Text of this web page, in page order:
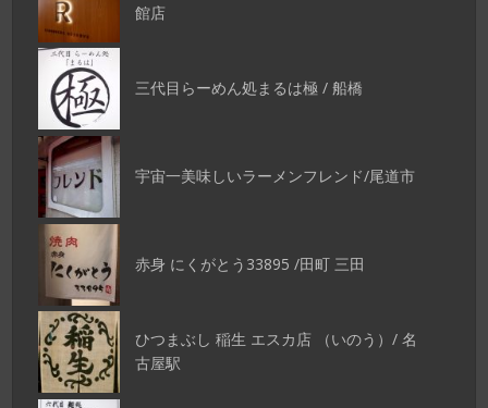
館店
三代目らーめん処まるは極 / 船橋
宇宙一美味しいラーメンフレンド/尾道市
赤身 にくがとう33895 /田町 三田
ひつまぶし 稲生 エスカ店 （いのう）/ 名
古屋駅